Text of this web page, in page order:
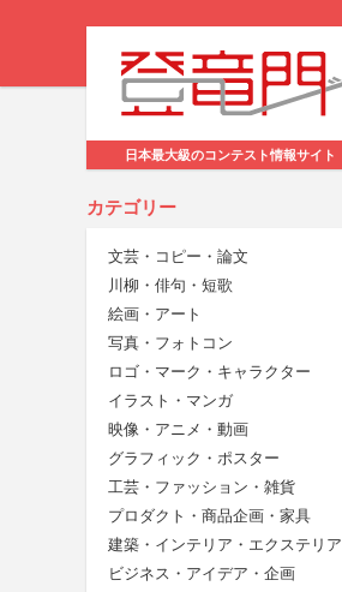
日本最大級のコンテスト情報サイト
カテゴリー
文芸・コピー・論文
川柳・俳句・短歌
絵画・アート
写真・フォトコン
ロゴ・マーク・キャラクター
イラスト・マンガ
映像・アニメ・動画
グラフィック・ポスター
工芸・ファッション・雑貨
プロダクト・商品企画・家具
建築・インテリア・エクステリア
ビジネス・アイデア・企画